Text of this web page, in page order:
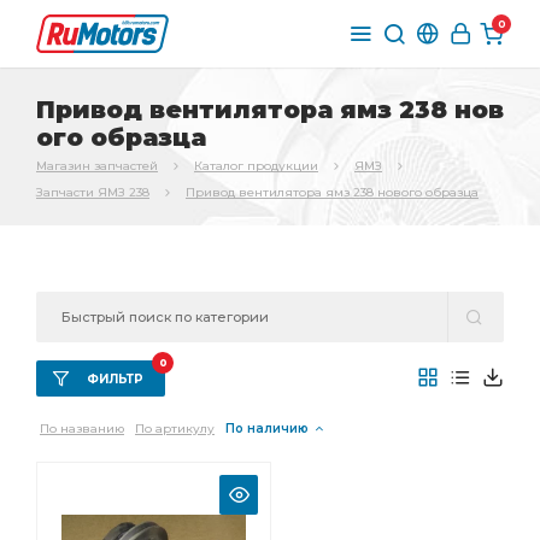
0
Привод вентилятора ямз 238 нов
ого образца
Магазин запчастей Каталог продукции
ЯМЗ
Запчасти ЯМЗ 238
Привод вентилятора ямз 238 нового образца
ФИЛЬТР
0
По названию По артикулу По наличию